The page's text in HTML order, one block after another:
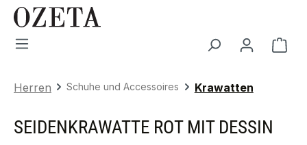
Zum Hauptinhalt springen
Herren Schuhe und Accessoires Krawatten
SEIDENKRAWATTE ROT MIT DESSIN